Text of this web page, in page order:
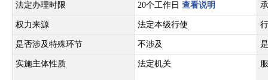
法定办理时限 20个工作日 查看说明
权力来源 法定本级行使
是否涉及特殊环节 不涉及
实施主体性质 法定机关